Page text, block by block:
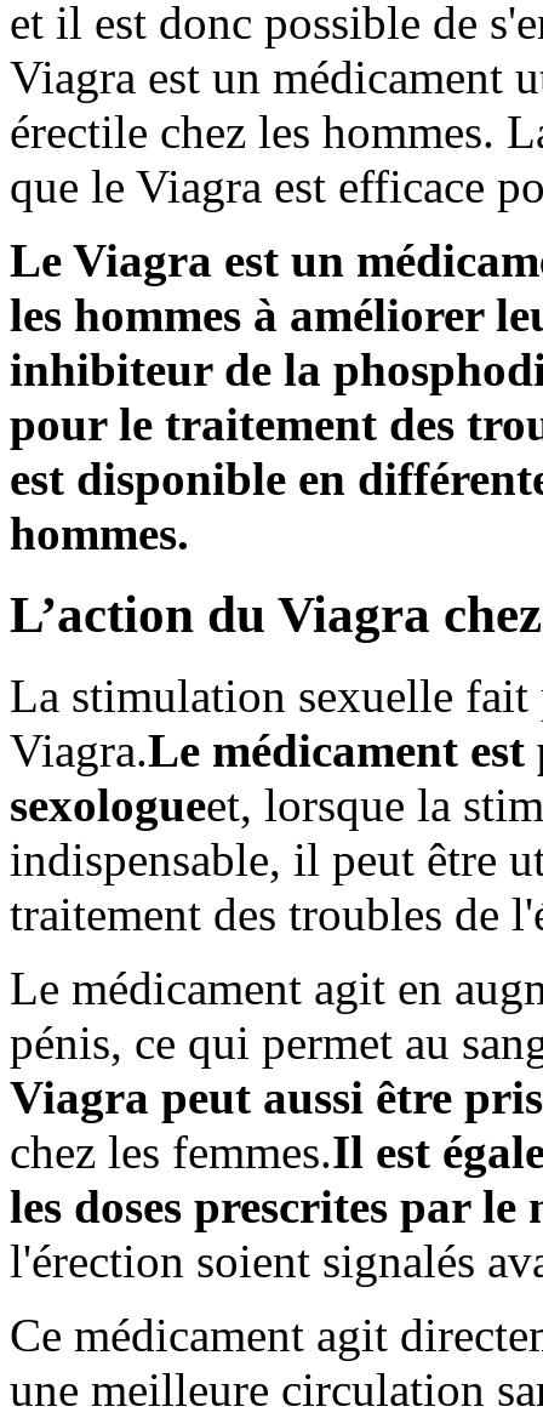
et il est donc possible de
Viagra est un médicament
érectile chez les hommes.
que le Viagra est efficace
Le Viagra est un
les hommes à améliorer
inhibiteur de la
pour le traitement des
est disponible en
hommes.
L’action du Viagra
La stimulation sexuelle fait
Viagra.Le médicament
sexologueet, lorsque la
indispensable, il peut être
traitement des troubles de
Le médicament agit en
pénis, ce qui permet au
Viagra peut aussi être
chez les femmes.Il est
les doses prescrites par le
l'érection soient signalés
Ce médicament agit
une meilleure circulation